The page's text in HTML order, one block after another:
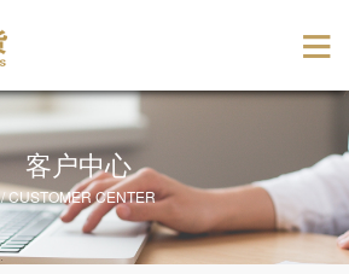
客户中心
/ CUSTOMER CENTER